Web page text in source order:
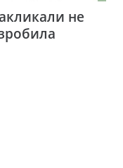
не